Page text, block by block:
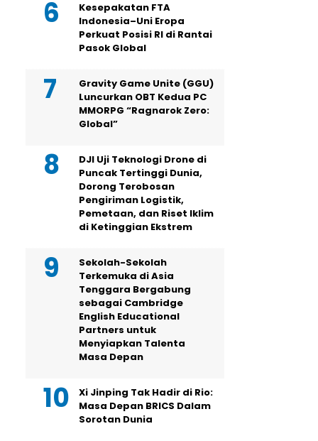
Kesepakatan FTA
Indonesia–Uni Eropa
Perkuat Posisi RI di Rantai
Pasok Global
Gravity Game Unite (GGU)
Luncurkan OBT Kedua PC
MMORPG “Ragnarok Zero:
Global”
DJI Uji Teknologi Drone di
Puncak Tertinggi Dunia,
Dorong Terobosan
Pengiriman Logistik,
Pemetaan, dan Riset Iklim
di Ketinggian Ekstrem
Sekolah-Sekolah
Terkemuka di Asia
Tenggara Bergabung
sebagai Cambridge
English Educational
Partners untuk
Menyiapkan Talenta
Masa Depan
Xi Jinping Tak Hadir di Rio:
Masa Depan BRICS Dalam
Sorotan Dunia